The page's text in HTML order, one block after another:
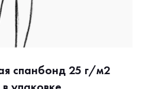
спанбонд 25 г/м2